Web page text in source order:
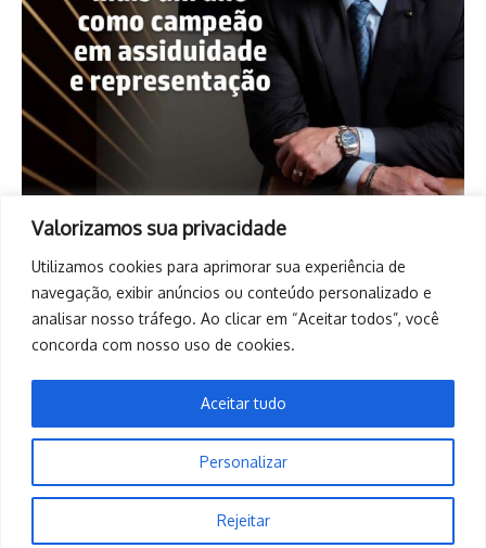
Valorizamos sua privacidade
Utilizamos cookies para aprimorar sua experiência de
navegação, exibir anúncios ou conteúdo personalizado e
analisar nosso tráfego. Ao clicar em “Aceitar todos”, você
concorda com nosso uso de cookies.
Personalizar
Rejeitar
Aceitar tudo
Copyright © 2026. Todos os direitos reservados. | Desenvolvido
Revista de Notícias X